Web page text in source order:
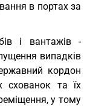
в портах за
і вантажів -
випадків
кордон
схованок та їх
у тому